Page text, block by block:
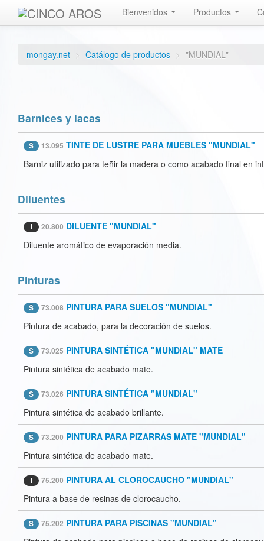
Bienvenidos Productos
mongay.net > Catálogo de productos > "MUNDIAL"
Barnices y lacas
S 13.095 TINTE DE LUSTRE PARA MUEBLES "MUNDIAL"
Barniz utilizado para teñir la madera o como acabado final en
Diluentes
I 20.800 DILUENTE "MUNDIAL"
Diluente aromático de evaporación media.
Pinturas
S 73.008 PINTURA PARA SUELOS "MUNDIAL"
Pintura de acabado, para la decoración de suelos.
S 73.025 PINTURA SINTÉTICA "MUNDIAL" MATE
Pintura sintética de acabado mate.
S 73.026 PINTURA SINTÉTICA "MUNDIAL"
Pintura sintética de acabado brillante.
S 73.200 PINTURA PARA PIZARRAS MATE "MUNDIAL"
Pintura sintética de acabado mate.
I 75.200 PINTURA AL CLOROCAUCHO "MUNDIAL"
Pintura a base de resinas de clorocaucho.
S 75.202 PINTURA PARA PISCINAS "MUNDIAL"